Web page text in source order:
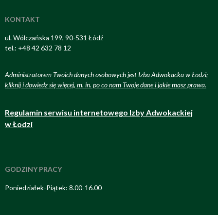
KONTAKT
ul. Wólczańska 199, 90-531 Łódź
tel.: +48 42 632 78 12
Administratorem Twoich danych osobowych jest Izba Adwokacka w Łodzi;
kliknij i dowiedz się więcej, m. in. po co nam Twoje dane i jakie masz prawa.
Regulamin serwisu internetowego Izby Adwokackiej
w Łodzi
GODZINY PRACY
Poniedziałek-Piątek: 8.00-16.00